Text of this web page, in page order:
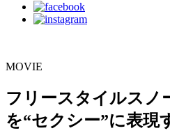
MOVIE
フリースタイルスノ
を“セクシー”に表現